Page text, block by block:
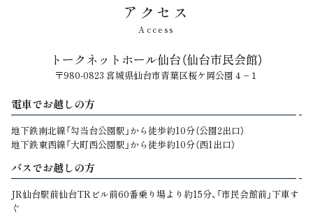
アクセス
Access
トークネットホール仙台（仙台市民会館）
〒980-0823 宮城県仙台市青葉区桜ケ岡公園４−１
電車でお越しの方
地下鉄南北線「勾当台公園駅」から徒歩約10分（公園2出口）
地下鉄東西線「大町西公園駅」から徒歩約10分（西1出口）
バスでお越しの方
JR仙台駅前仙台TRビル前60番乗り場より約15分、「市民会館前」下車す
ぐ